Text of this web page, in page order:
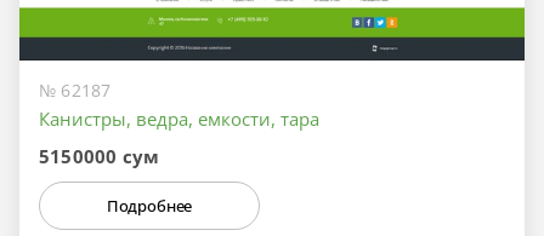
№ 62187
Канистры, ведра, емкости, тара
5150000 сум
Подробнее